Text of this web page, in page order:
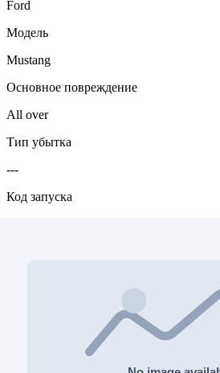
Ford
Модель
Mustang
Основное повреждение
All over
Тип убытка
---
Код запуска